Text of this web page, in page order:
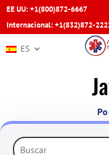
EE UU: +1(800)872-6667
Internacional: +1(832)872-
ES